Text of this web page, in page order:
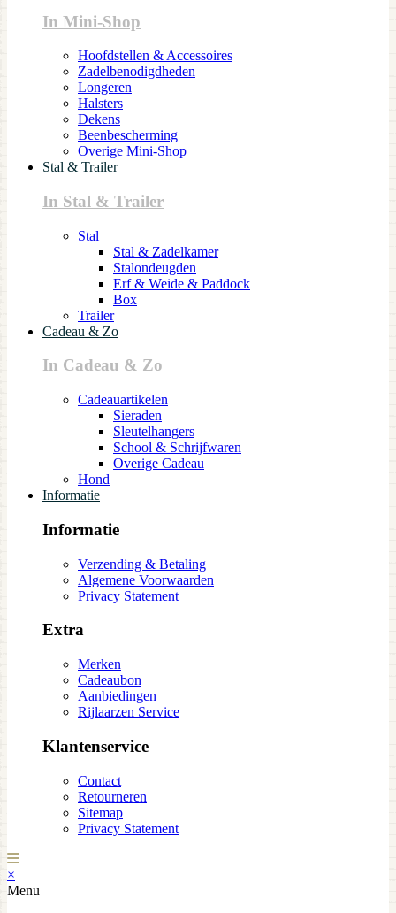
In Mini-Shop
Hoofdstellen & Accessoires
Zadelbenodigdheden
Longeren
Halsters
Dekens
Beenbescherming
Overige Mini-Shop
Stal & Trailer
In Stal & Trailer
Stal
Stal & Zadelkamer
Stalondeugden
Erf & Weide & Paddock
Box
Trailer
Cadeau & Zo
In Cadeau & Zo
Cadeauartikelen
Sieraden
Sleutelhangers
School & Schrijfwaren
Overige Cadeau
Hond
Informatie
Informatie
Verzending & Betaling
Algemene Voorwaarden
Privacy Statement
Extra
Merken
Cadeaubon
Aanbiedingen
Rijlaarzen Service
Klantenservice
Contact
Retourneren
Sitemap
Privacy Statement
×
Menu